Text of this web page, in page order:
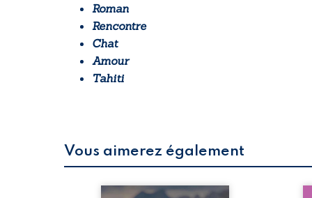
Roman
Rencontre
Chat
Amour
Tahiti
Vous aimerez également